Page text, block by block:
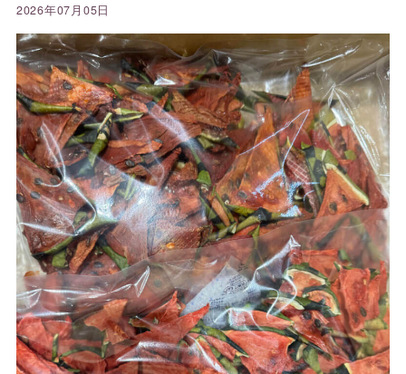
2026年07月05日